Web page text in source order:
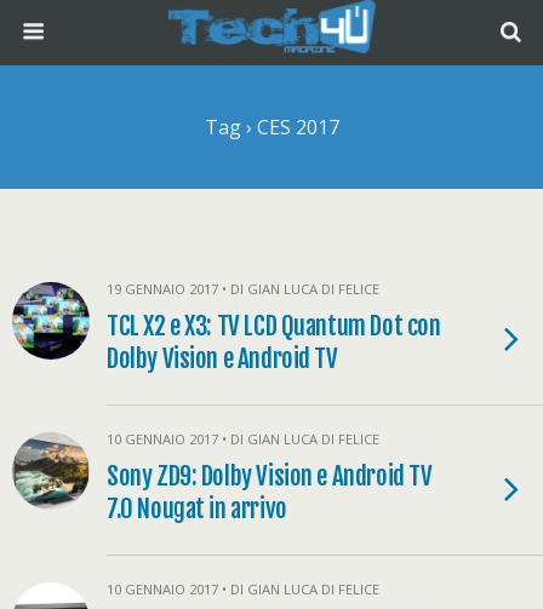
Tag › CES 2017
19 GENNAIO 2017 • DI GIAN LUCA DI FELICE
TCL X2 e X3: TV LCD Quantum Dot con
Dolby Vision e Android TV
10 GENNAIO 2017 • DI GIAN LUCA DI FELICE
Sony ZD9: Dolby Vision e Android TV
7.0 Nougat in arrivo
10 GENNAIO 2017 • DI GIAN LUCA DI FELICE